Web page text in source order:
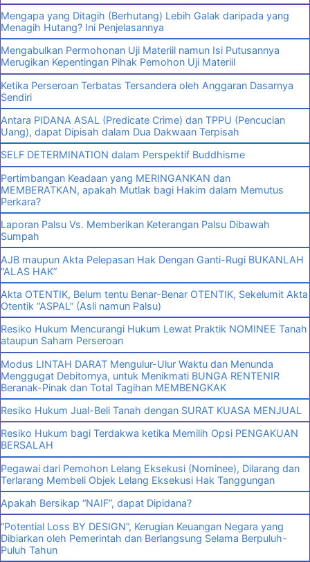
Mengapa yang Ditagih (Berhutang) Lebih Galak daripada yang
Menagih Hutang? Ini Penjelasannya
Mengabulkan Permohonan Uji Materiil namun Isi Putusannya
Merugikan Kepentingan Pihak Pemohon Uji Materiil
Ketika Perseroan Terbatas Tersandera oleh Anggaran Dasarnya
Sendiri
Antara PIDANA ASAL (Predicate Crime) dan TPPU (Pencucian
Uang), dapat Dipisah dalam Dua Dakwaan Terpisah
SELF DETERMINATION dalam Perspektif Buddhisme
Pertimbangan Keadaan yang MERINGANKAN dan
MEMBERATKAN, apakah Mutlak bagi Hakim dalam Memutus
Perkara?
Laporan Palsu Vs. Memberikan Keterangan Palsu Dibawah
Sumpah
AJB maupun Akta Pelepasan Hak Dengan Ganti-Rugi BUKANLAH
“ALAS HAK”
Akta OTENTIK, Belum tentu Benar-Benar OTENTIK, Sekelumit Akta
Otentik “ASPAL” (Asli namun Palsu)
Resiko Hukum Mencurangi Hukum Lewat Praktik NOMINEE Tanah
ataupun Saham Perseroan
Modus LINTAH DARAT Mengulur-Ulur Waktu dan Menunda
Menggugat Debitornya, untuk Menikmati BUNGA RENTENIR
Beranak-Pinak dan Total Tagihan MEMBENGKAK
Resiko Hukum Jual-Beli Tanah dengan SURAT KUASA MENJUAL
Resiko Hukum bagi Terdakwa ketika Memilih Opsi PENGAKUAN
BERSALAH
Pegawai dari Pemohon Lelang Eksekusi (Nominee), Dilarang dan
Terlarang Membeli Objek Lelang Eksekusi Hak Tanggungan
Apakah Bersikap “NAIF”, dapat Dipidana?
“Potential Loss BY DESIGN”, Kerugian Keuangan Negara yang
Dibiarkan oleh Pemerintah dan Berlangsung Selama Berpuluh-
Puluh Tahun